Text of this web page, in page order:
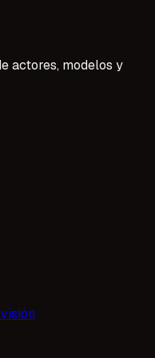
actores, modelos y